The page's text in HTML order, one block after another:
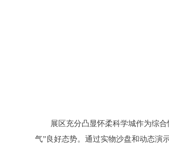
展区充分凸显怀柔科学城作为综合
气”良好态势。通过实物沙盘和动态演